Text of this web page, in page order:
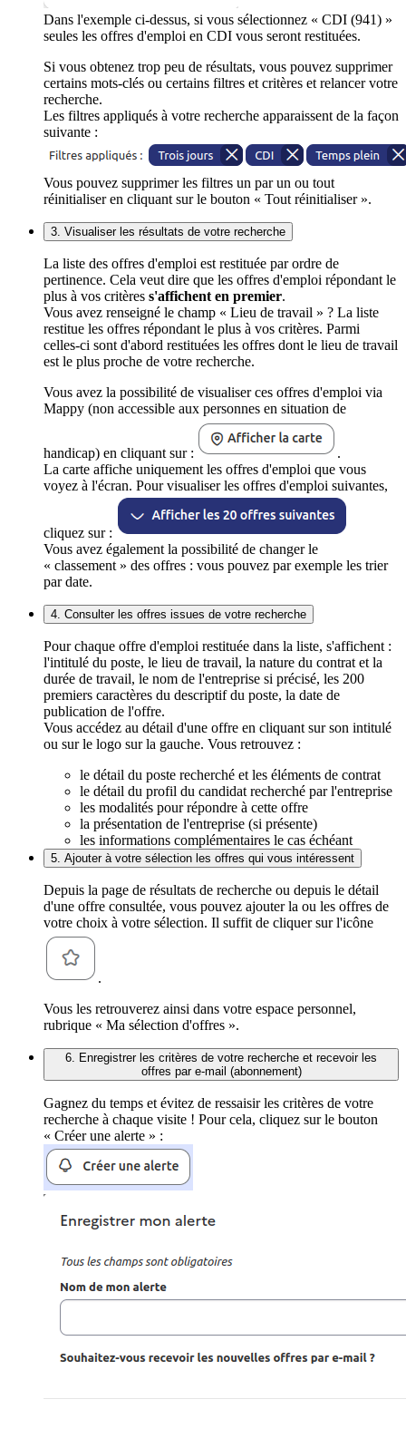
Dans l'exemple ci-dessus, si vous sélectionnez « CDI (941) »
seules les offres d'emploi en CDI vous seront restituées.
Si vous obtenez trop peu de résultats, vous pouvez supprimer
certains mots-clés ou certains filtres et critères et relancer votre
recherche.
Les filtres appliqués à votre recherche apparaissent de la façon
suivante :
Vous pouvez supprimer les filtres un par un ou tout
réinitialiser en cliquant sur le bouton « Tout réinitialiser ».
3. Visualiser les résultats de votre recherche
La liste des offres d'emploi est restituée par ordre de
pertinence. Cela veut dire que les offres d'emploi répondant le
plus à vos critères s'affichent en premier.
Vous avez renseigné le champ « Lieu de travail » ? La liste
restitue les offres répondant le plus à vos critères. Parmi
celles-ci sont d'abord restituées les offres dont le lieu de travail
est le plus proche de votre recherche.
Vous avez la possibilité de visualiser ces offres d'emploi via
Mappy (non accessible aux personnes en situation de
handicap) en cliquant sur :
.
La carte affiche uniquement les offres d'emploi que vous
voyez à l'écran. Pour visualiser les offres d'emploi suivantes,
cliquez sur :
Vous avez également la possibilité de changer le
« classement » des offres : vous pouvez par exemple les trier
par date.
4. Consulter les offres issues de votre recherche
Pour chaque offre d'emploi restituée dans la liste, s'affichent :
l'intitulé du poste, le lieu de travail, la nature du contrat et la
durée de travail, le nom de l'entreprise si précisé, les 200
premiers caractères du descriptif du poste, la date de
publication de l'offre.
Vous accédez au détail d'une offre en cliquant sur son intitulé
ou sur le logo sur la gauche. Vous retrouvez :
le détail du poste recherché et les éléments de contrat
le détail du profil du candidat recherché par l'entreprise
les modalités pour répondre à cette offre
la présentation de l'entreprise (si présente)
les informations complémentaires le cas échéant
5. Ajouter à votre sélection les offres qui vous intéressent
Depuis la page de résultats de recherche ou depuis le détail
d'une offre consultée, vous pouvez ajouter la ou les offres de
votre choix à votre sélection. Il suffit de cliquer sur l'icône
.
Vous les retrouverez ainsi dans votre espace personnel,
rubrique « Ma sélection d'offres ».
6. Enregistrer les critères de votre recherche et recevoir les
offres par e-mail (abonnement)
Gagnez du temps et évitez de ressaisir les critères de votre
recherche à chaque visite ! Pour cela, cliquez sur le bouton
« Créer une alerte » :